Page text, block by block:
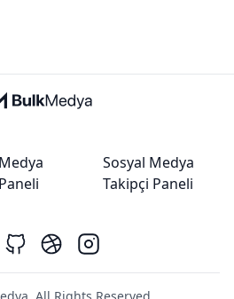
Sosyal Medya
Takipçi Paneli